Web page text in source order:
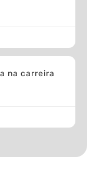
na carreira